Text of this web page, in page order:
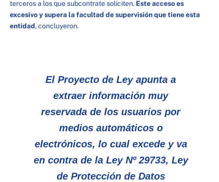
terceros a los que subcontrate soliciten. Este acceso es
excesivo y supera la facultad de supervisión que tiene esta
entidad, concluyeron.
El Proyecto de Ley apunta a
extraer información muy
reservada de los usuarios por
medios automáticos o
electrónicos, lo cual excede y va
en contra de la Ley Nº 29733, Ley
de Protección de Datos